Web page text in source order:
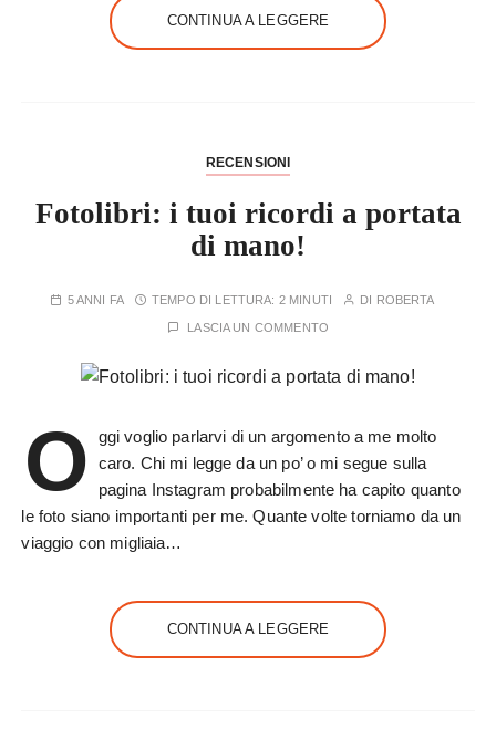
CONTINUA A LEGGERE
RECENSIONI
Fotolibri: i tuoi ricordi a portata
di mano!
5 ANNI FA TEMPO DI LETTURA: 2 MINUTI DI ROBERTA
LASCIA UN COMMENTO
O
ggi voglio parlarvi di un argomento a me molto
caro. Chi mi legge da un po’ o mi segue sulla
pagina Instagram probabilmente ha capito quanto
le foto siano importanti per me. Quante volte torniamo da un
viaggio con migliaia…
CONTINUA A LEGGERE